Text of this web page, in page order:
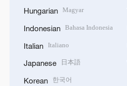
Hungarian Magyar
Indonesian Bahasa Indonesia
Italian Italiano
Japanese 日本語
Korean 한국어